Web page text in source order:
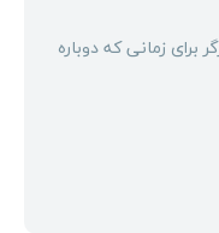
برای زمانی که دوباره